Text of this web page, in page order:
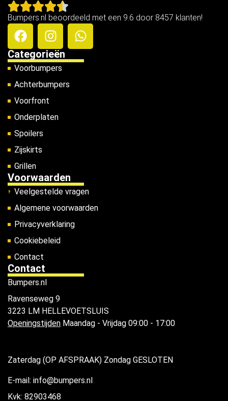
Bumpers.nl beoordeeld met een 9.6 door 8457 klanten!
Categorieën
Voorbumpers
Achterbumpers
Voorfront
Onderplaten
Spoilers
Zijskirts
Grillen
Voorwaarden
Veelgestelde vragen
Algemene voorwaarden
Privacyverklaring
Cookiebeleid
Contact
Contact
Bumpers.nl
Ravenseweg 9
3223 LM HELLEVOETSLUIS
Openingstijden Maandag - Vrijdag 09:00 - 17:00
Zaterdag (OP AFSPRAAK) Zondag GESLOTEN
E-mail: info@bumpers.nl
Kvk: 82903468